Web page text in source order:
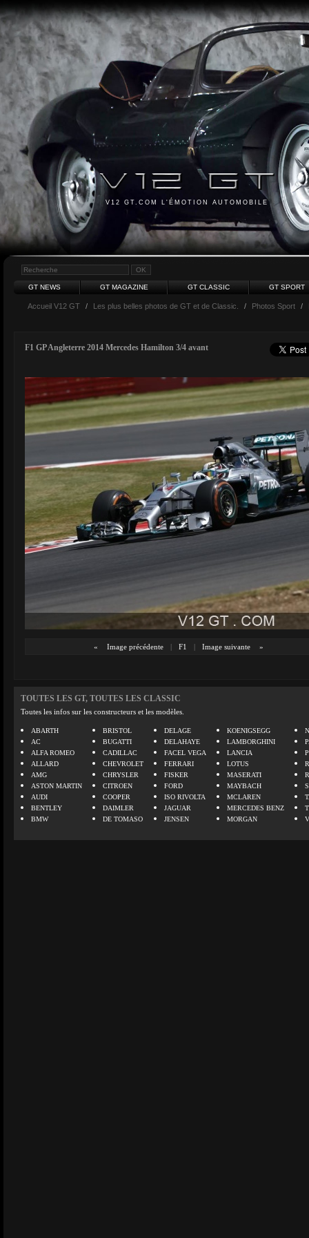
V12 GT.COM L'ÉMOTION AUTOMOBILE
GT NEWS GT MAGAZINE GT CLASSIC GT SPORT
Accueil V12 GT / Les plus belles photos de GT et de Classic. / Photos Sport /
F1 GP Angleterre 2014 Mercedes Hamilton 3/4 avant
« Image précédente | F1 | Image suivante »
TOUTES LES GT, TOUTES LES CLASSIC
Toutes les infos sur les constructeurs et les modèles.
ABARTH
AC
ALFA ROMEO
ALLARD
AMG
ASTON MARTIN
AUDI
BENTLEY
BMW
BRISTOL
BUGATTI
CADILLAC
CHEVROLET
CHRYSLER
CITROEN
COOPER
DAIMLER
DE TOMASO
DELAGE
DELAHAYE
FACEL VEGA
FERRARI
FISKER
FORD
ISO RIVOLTA
JAGUAR
JENSEN
KOENIGSEGG
LAMBORGHINI
LANCIA
LOTUS
MASERATI
MAYBACH
MCLAREN
MERCEDES BENZ
MORGAN